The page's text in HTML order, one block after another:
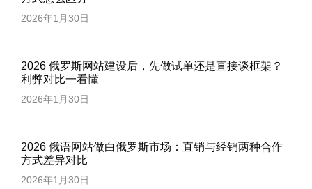
2026年1月30日
2026 俄罗斯网站建设后，先做试单还是直接谈框架？
利弊对比一看懂
2026年1月30日
2026 俄语网站做白俄罗斯市场：直销与经销两种合作
方式差异对比
2026年1月30日